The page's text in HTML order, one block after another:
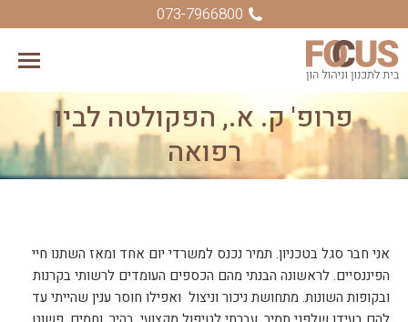
073-7966800
פרופ' ק. א., הפקולטה לביו
רפואה
You are here:
אני חבר סגל בטכניון. תמיר נכנס למשרדי יום אחד ומאז השתנו חיי
הפיננסיים. לראשונה הבנתי מהם הכספים העומדים לרשותי בקרנות
ובקופות השונות. מתחושת ניכור וניצול ואפילו חוסר ענין שהייתי עד